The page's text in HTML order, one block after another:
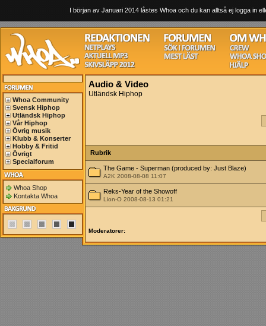
I början av Januari 2014 låstes Whoa och du kan alltså ej logga in
Whoa Community
Svensk Hiphop
Utländsk Hiphop
Vår Hiphop
Övrig musik
Klubb & Konserter
Hobby & Fritid
Övrigt
Specialforum
Whoa Shop
Kontakta Whoa
Audio & Video
Utländsk Hiphop
Rubrik
The Game - Superman (produced by: Just Blaze)
A2K 2008-08-08 11:07
Reks-Year of the Showoff
Lion-O 2008-08-13 01:21
Moderatorer: